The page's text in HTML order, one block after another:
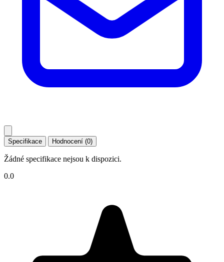
Specifikace Hodnocení (0)
Žádné specifikace nejsou k dispozici.
0.0